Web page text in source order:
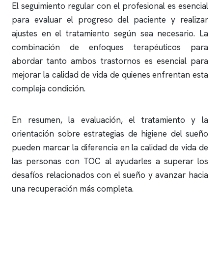
El seguimiento regular con el profesional es esencial
para evaluar el progreso del paciente y realizar
ajustes en el tratamiento según sea necesario. La
combinación de enfoques terapéuticos para
abordar tanto ambos trastornos es esencial para
mejorar la calidad de vida de quienes enfrentan esta
compleja condición.
En resumen, la evaluación, el tratamiento y la
orientación sobre estrategias de higiene del sueño
pueden marcar la diferencia en la calidad de vida de
las personas con TOC al ayudarles a superar los
desafíos relacionados con el sueño y avanzar hacia
una recuperación más completa.